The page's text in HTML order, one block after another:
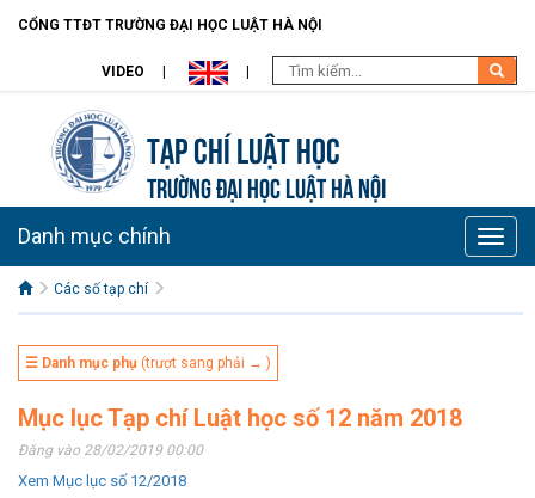
CỔNG TTĐT TRƯỜNG ĐẠI HỌC LUẬT HÀ NỘI
VIDEO
Tạp chí Luật học
TRƯỜNG ĐẠI HỌC LUẬT HÀ NỘI
Toggle
Danh mục chính
Các số tạp chí
☰ Danh mục phụ (trượt sang phải → )
Mục lục Tạp chí Luật học số 12 năm 2018
Đăng vào 28/02/2019 00:00
Xem Mục lục số 12/2018